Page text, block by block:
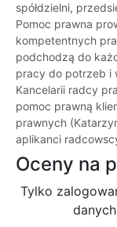
spółdzielni,
Pomoc prawna
kompetentnych
podchodzą do
pracy do potrzeb i
Kancelarii radcy
pomoc prawną
prawnych
aplikanci
Oceny na
Tylko